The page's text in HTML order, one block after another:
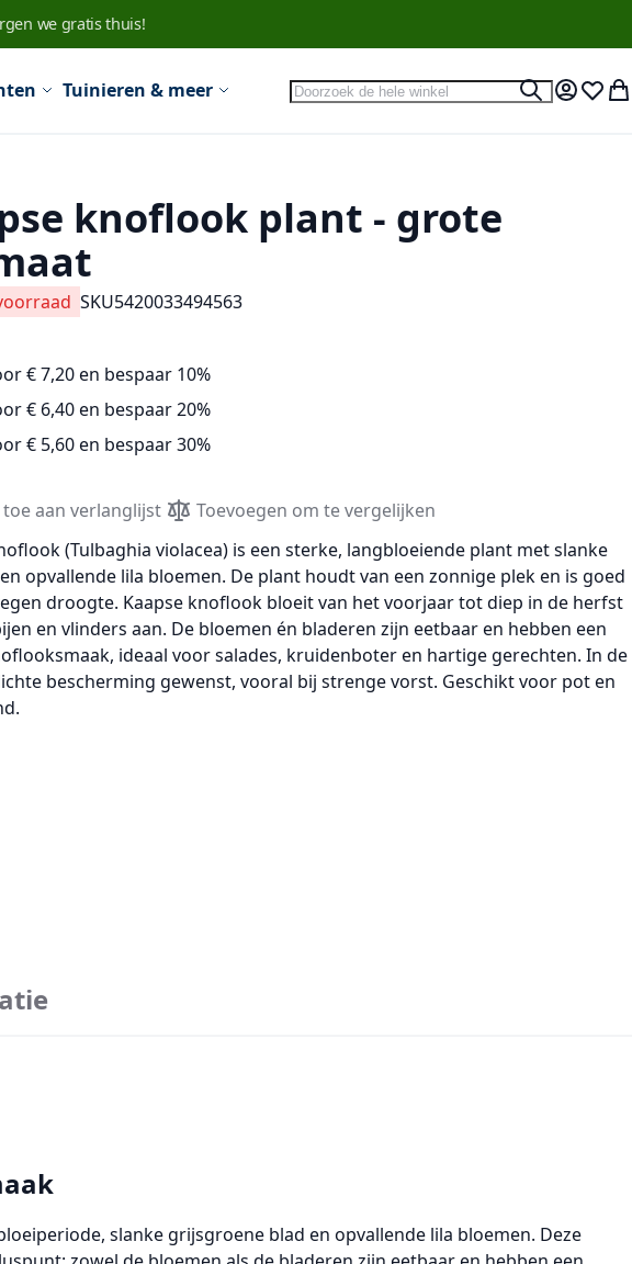
we gratis thuis!
Tuinieren & meer Search
Search
Account
knoflook plant - grote
SKU5420033494563
€ 7,20en bespaar 10%
€ 6,40en bespaar20%
€ 5,60en bespaar30%
toe aan verlanglijst
Toevoegen om te vergelijken
(Tulbaghia violacea) is een sterke, langbloeiende plant met slanke
opvallende lila bloemen. De plant houdt van een zonnige plek en is goed
droogte. Kaapse knoflook bloeit van het voorjaar tot diep in de herfst
en vlinders aan. De bloemen én bladeren zijn eetbaaren hebben een
ideaal voor salades, kruidenboter en hartige gerechten. In de
bescherming gewenst, vooral bij strenge vorst. Geschikt voor pot en
slanke grijsgroene blad en opvallende lila bloemen. Deze